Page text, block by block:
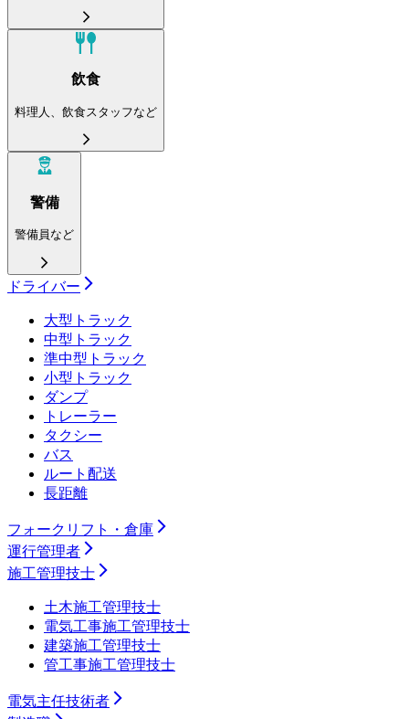
飲食
料理人、飲食スタッフなど
警備
警備員など
ドライバー
大型トラック
中型トラック
準中型トラック
小型トラック
ダンプ
トレーラー
タクシー
バス
ルート配送
長距離
フォークリフト・倉庫
運行管理者
施工管理技士
土木施工管理技士
電気工事施工管理技士
建築施工管理技士
管工事施工管理技士
電気主任技術者